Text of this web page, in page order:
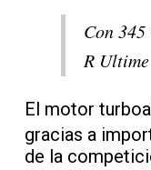
Con
R
El motor
gracias a
de la